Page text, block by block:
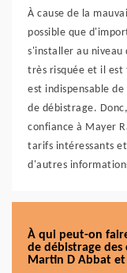
À cause de la
possible que
s'installer au niveau
très risquée et il est
est indispensable
de débistrage.
confiance à Mayer
tarifs intéressants
d'autres
À qui peut-on
de débistrage des
Martin D Abbat et